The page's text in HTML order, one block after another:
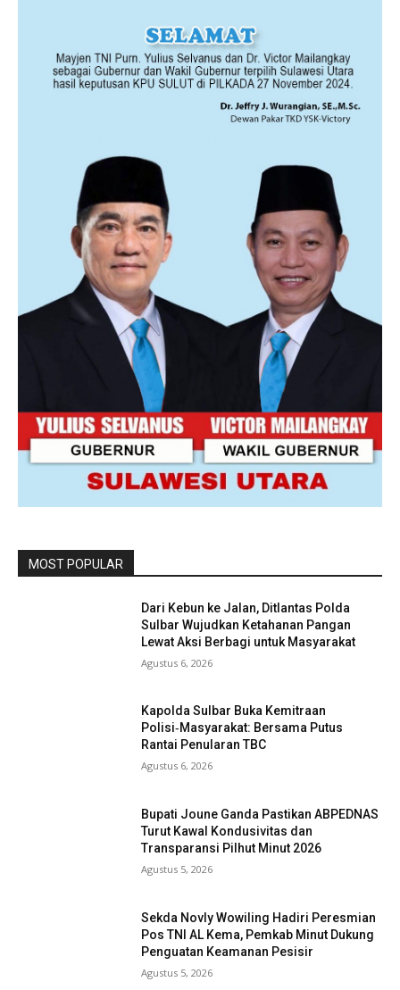
MOST POPULAR
Dari Kebun ke Jalan, Ditlantas Polda
Sulbar Wujudkan Ketahanan Pangan
Lewat Aksi Berbagi untuk Masyarakat
Agustus 6, 2026
Kapolda Sulbar Buka Kemitraan
Polisi‑Masyarakat: Bersama Putus
Rantai Penularan TBC
Agustus 6, 2026
Bupati Joune Ganda Pastikan ABPEDNAS
Turut Kawal Kondusivitas dan
Transparansi Pilhut Minut 2026
Agustus 5, 2026
Sekda Novly Wowiling Hadiri Peresmian
Pos TNI AL Kema, Pemkab Minut Dukung
Penguatan Keamanan Pesisir
Agustus 5, 2026